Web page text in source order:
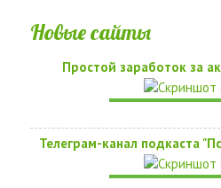
Новые сайты
Простой заработок за
Телеграм-канал подкаста